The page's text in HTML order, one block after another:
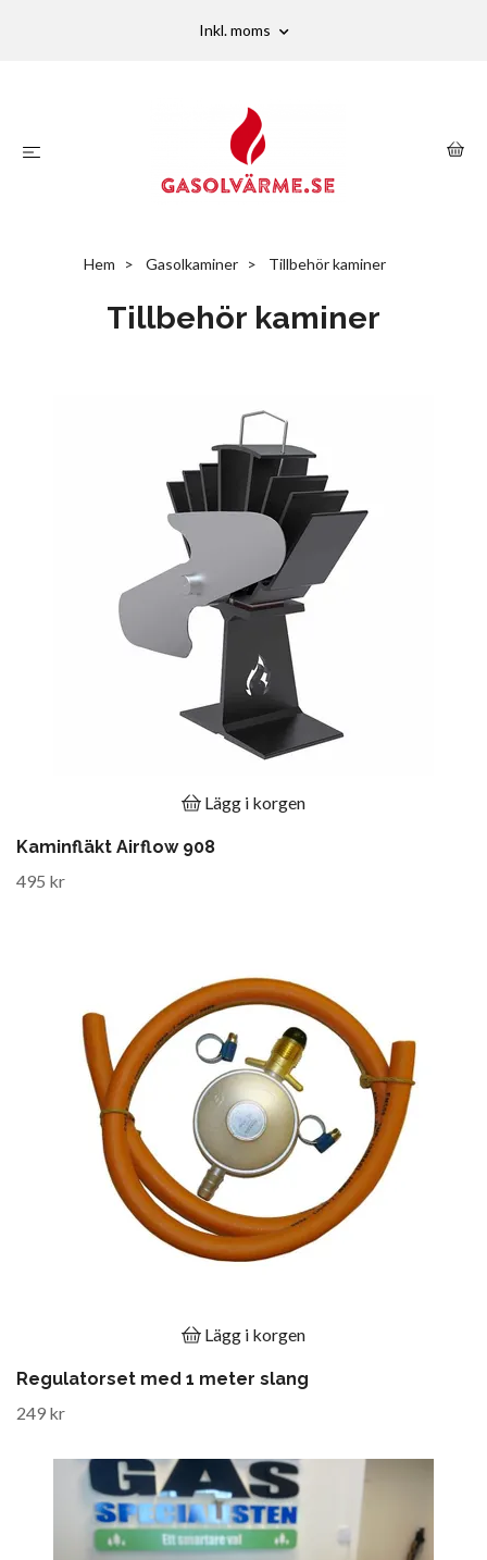
Inkl. moms
Hem Gasolkaminer Tillbehör kaminer
Tillbehör kaminer
Lägg i korgen
Kaminfläkt Airflow 908
495 kr
Lägg i korgen
Regulatorset med 1 meter slang
249 kr